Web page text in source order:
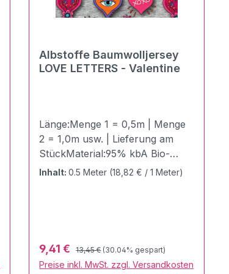
Albstoffe Baumwolljersey
LOVE LETTERS - Valentine
Länge:Menge 1 = 0,5m | Menge
2 = 1,0m usw. | Lieferung am
StückMaterial:95% kbA Bio-
Baumwolle 5%
LOVE LETTERS - Kollektion von
Hamburger Liebe ! Edler &
hochwertiger Hamburger Liebe
Inhalt:0.5 Meter (18,82 € / 1 Meter)
Verkaufspreis:
9,41 € Regulärer Preis:
13,45 € (30.04% gespart)
Preise inkl. MwSt. zzgl. Versandkosten